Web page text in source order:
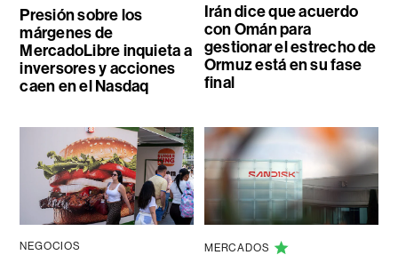
Presión sobre los
márgenes de
MercadoLibre inquieta a
inversores y acciones
caen en el Nasdaq
Irán dice que acuerdo
con Omán para
gestionar el estrecho de
Ormuz está en su fase
final
NEGOCIOS MERCADOS